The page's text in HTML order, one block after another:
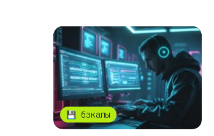
💾 бэкапы